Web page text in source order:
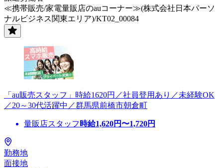
≪携帯販売/家電量販店のauコーナー≫(株式会社日本パーソ
ナルビジネス関東エリア)/KT02_00084
「au販売スタッフ」時給1620円／社員登用あり／未経験OK
／20～30代活躍中／群馬県前橋市朝倉町
量販店スタッフ 時給1,620円〜1,720円
勤務地
面接地